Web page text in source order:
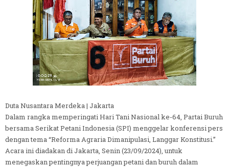
Duta Nusantara Merdeka | Jakarta
Dalam rangka memperingati Hari Tani Nasional ke-64, Partai Buruh
bersama Serikat Petani Indonesia (SPI) menggelar konferensi pers
dengan tema “Reforma Agraria Dimanipulasi, Langgar Konstitusi.”
Acara ini diadakan di Jakarta, Senin (23/09/2024), untuk
menegaskan pentingnya perjuangan petani dan buruh dalam